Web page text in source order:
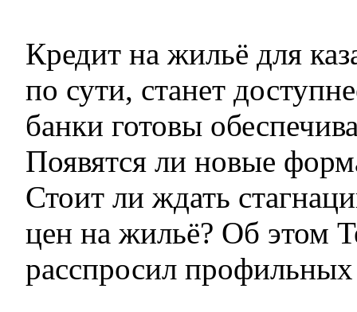
Кредит на жильё для
по сути, станет
банки готовы
Появятся ли новые
Стоит ли ждать
цен на жильё? Об этом
расспросил профильных